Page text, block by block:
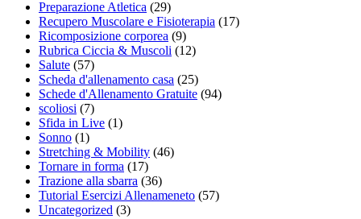
Preparazione Atletica (29)
Recupero Muscolare e Fisioterapia (17)
Ricomposizione corporea (9)
Rubrica Ciccia & Muscoli (12)
Salute (57)
Scheda d'allenamento casa (25)
Schede d'Allenamento Gratuite (94)
scoliosi (7)
Sfida in Live (1)
Sonno (1)
Stretching & Mobility (46)
Tornare in forma (17)
Trazione alla sbarra (36)
Tutorial Esercizi Allenameneto (57)
Uncategorized (3)